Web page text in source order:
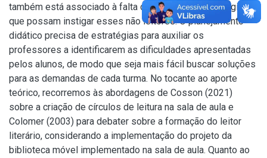
também está associado à falta de incentivo e estratégias
que possam instigar esses não leitores. O planejamento
didático precisa de estratégias para auxiliar os
professores a identificarem as dificuldades apresentadas
pelos alunos, de modo que seja mais fácil buscar soluções
para as demandas de cada turma. No tocante ao aporte
teórico, recorremos às abordagens de Cosson (2021)
sobre a criação de círculos de leitura na sala de aula e
Colomer (2003) para debater sobre a formação do leitor
literário, considerando a implementação do projeto da
biblioteca móvel implementado na sala de aula. Quanto ao